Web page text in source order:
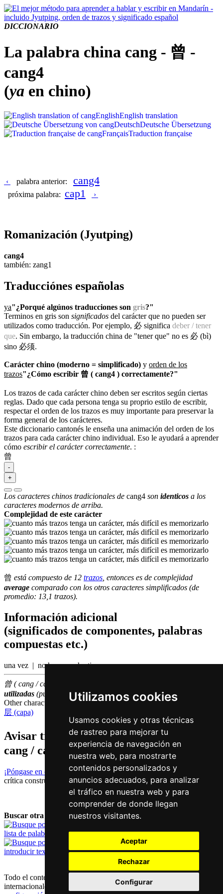
Utilizamos cookies
Usamos cookies y otras técnicas
de rastreo para mejorar tu
experiencia de navegación en
nuestra web, para mostrarte
contenidos personalizados y
anuncios adecuados, para analizar
el tráfico en nuestra web y para
comprender de donde llegan
nuestros visitantes.
Aceptar
Rechazar
Configurar
DICCIONARIO
La palabra china cang - 曾 -
cang4
(ya en chino)
EnglishEnglish translation
DeutschDeutsche Übersetzung
FrançaisTraduction française
‹ palabra anterior: cang4
próxima palabra: cap1 ›
Romanización (Jyutping)
cang4
también: zang1
Traducciónes españolas
ya"¿Porqué algúnos traducciones son gris?"
Terminos en gris son significados del carácter que no pueden ser
utilizados como traducción. Por ejemplo, 必 significa deber / tener
que. Sin embargo, la traducción china de "tener que" no es 必 (bì)
sino 必须.
Carácter chino (moderno = simplificado) y orden de los
trazos"¿Cómo escribir 曾 ( cang4 ) correctamente?"
Los trazos de cada carácter chino deben ser escritos según ciertas
reglas. Dado que cada persona tenga su proprio estilo de escribir,
respectar el orden de los trazos es muy importante para preservar la
forma general de los carácteres.
Este diccionario cantonés le enseña una animación del orden de los
trazos para cada carácter chino individual. Eso le ayudará a aprender
cómo escribir el carácter correctamente. :
曾
-
+
Los caracteres chinos tradicionales de cang4 son identicos a los
caracteres modernos de arriba.
Complejidad de este carácter
曾 está compuesto de 12 trazos , entonces es de complejidad
average comparado con los otros caracteres simplificados (de
promedio: 13,1 trazos).
Información adicional
(significados de componentes, palabras
compuestas etc.)
una vez | no hace mucho tiempo
曾 ( cang / cang4 ) hace parte de las
utilizadas (puesto número485entre los caracteres individuales
Other characters that are pronouncedcang4 in Cantonese
层 (capa)
Avisar traduccion falsa o faltante de
cang / cang4 )
¡Póngase en contacto con nosotros!Le agradecemos su feedback y
crítica constructiva.
Buscar otra palabra:
lista de palabras
introducir texto
Todo el contenido está protegido por derechos de autor alemánes e
internacionales |
contacto y aviso legal|declaración de privacidad